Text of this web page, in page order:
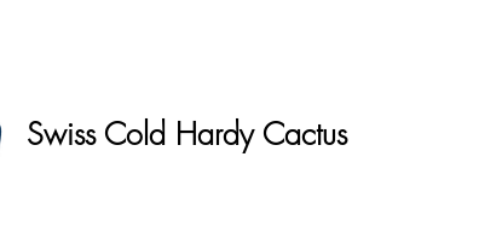
Swiss Cold Hardy Cactus